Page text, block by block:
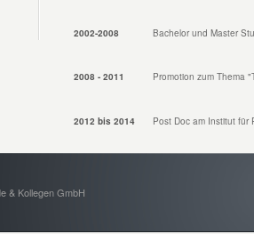
2002-2008 Bachelor und Master
2008 - 2011 Promotion zum Thema
2012 bis 2014 Post Doc am Institut für
& Kollegen GmbH